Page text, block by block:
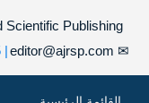
Scientific Publishing
✉
| ISSN : 2706-6495